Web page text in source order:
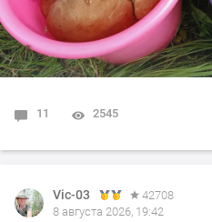
11 2545
Vic-03
42708
8 августа 2026, 19:42